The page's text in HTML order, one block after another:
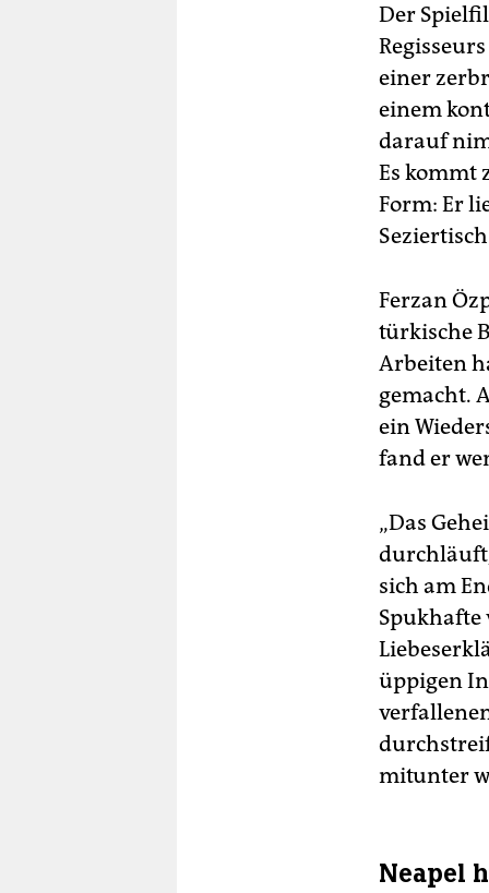
Der
einer
einem
darauf
Es kommt
Form: Er
Ferzan
türkische
Arbeiten
gemacht.
ein
fand er
„Das
sich am
Spukhafte
üppigen
mitunter
Neapel